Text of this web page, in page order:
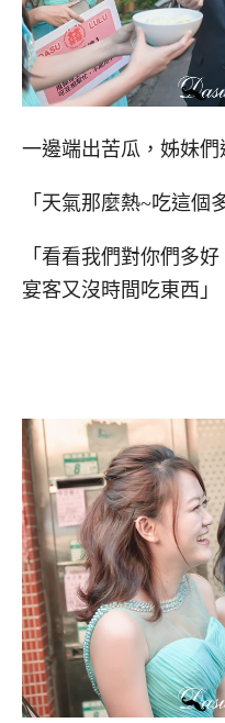
一邊端出苦瓜，姊妹們
「天氣那麼熱~吃這個
「看看我們對你們多
宴客又沒時間吃東西」